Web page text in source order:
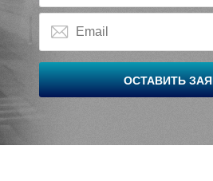
ОСТАВИТЬ